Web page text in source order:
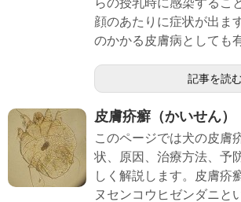
顔のあたりに症状が出ま
のかかる皮膚病としても
記事を読
皮膚疥癬（かいせん）
このページでは犬の皮膚
状、原因、治療方法、予
しく解説します。皮膚疥
ヌセンコウヒゼンダニと